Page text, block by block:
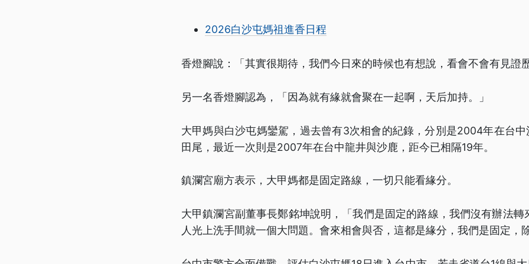
2026白沙屯媽祖進香日程
香燈腳說：「其實很期待，我們今日來的時候也有想說，看會不會有見證
另一名香燈腳認為，「因為就有緣就會聚在一起啊，天后加持。」
大甲媽與白沙屯媽鑾駕，過去曾有3次相會的紀錄，分別是2004年在台
田尾，最近一次則是2007年在台中龍井與沙鹿，距今已相隔19年。
鎮瀾宮廟方表示，大甲媽都是固定路線，一切只能看緣分。
大甲鎮瀾宮副董事長鄭銘坤說明，「我們是固定的路線，我們沒有辦法
人光上洗手間就一個大問題。會來相會與否，這都是緣分，我們是固定，